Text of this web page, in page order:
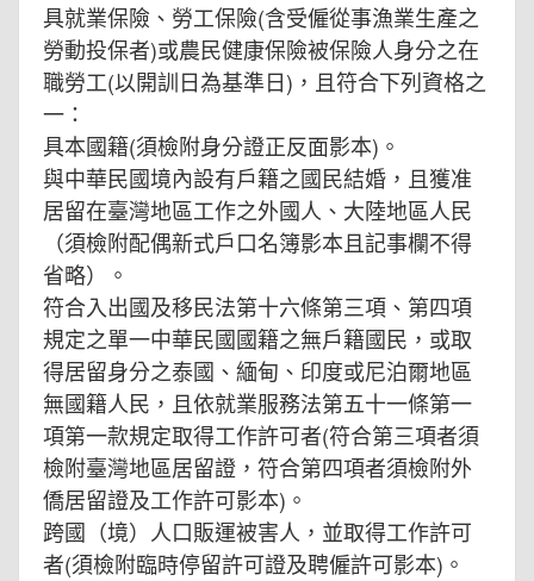
具就業保險、勞工保險(含受僱從事漁業生產之
勞動投保者)或農民健康保險被保險人身分之在
職勞工(以開訓日為基準日)，且符合下列資格之
一：
具本國籍(須檢附身分證正反面影本)。
與中華民國境內設有戶籍之國民結婚，且獲准
居留在臺灣地區工作之外國人、大陸地區人民
（須檢附配偶新式戶口名簿影本且記事欄不得
省略）。
符合入出國及移民法第十六條第三項、第四項
規定之單一中華民國國籍之無戶籍國民，或取
得居留身分之泰國、緬甸、印度或尼泊爾地區
無國籍人民，且依就業服務法第五十一條第一
項第一款規定取得工作許可者(符合第三項者須
檢附臺灣地區居留證，符合第四項者須檢附外
僑居留證及工作許可影本)。
跨國（境）人口販運被害人，並取得工作許可
者(須檢附臨時停留許可證及聘僱許可影本)。